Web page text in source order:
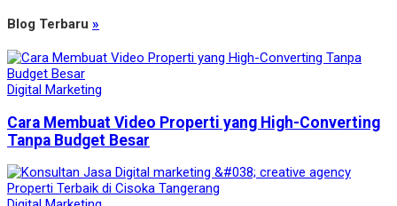
Blog Terbaru »
Digital Marketing
Cara Membuat Video Properti yang High-Converting
Tanpa Budget Besar